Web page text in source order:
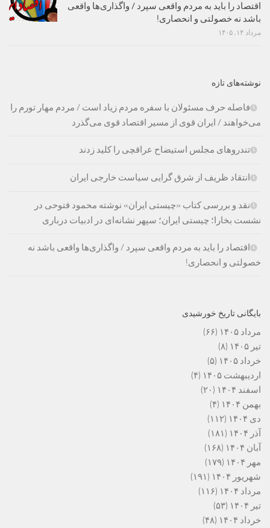
اقتصاد را باید به مردم واقعی سپرد / واگذاری‌ها واقعی
باشد نه خصولتی و انحصاری!
مرداد ۱۴, ۱۴۰۵
نوشته‌های تازه
فاصله حرف مسئولان با سفره مردم زیاد است / مردم مهار تورم را
می‌خواهند / ایران قوی از مسیر اقتصاد قوی می‌گذرد
تندروهای مجلس استیضاح عراقچی را کلید زدند
انتقاد ظریف از شرق گرایی سیاست خارجی ایران
نقد و بررسی کتاب «چیستی ایران» نوشته محمود فتوحی در
نشست بخارا؛ چیستی ایران؛ سپهر نشانه‌ای در ادبیات درباری
اقتصاد را باید به مردم واقعی سپرد / واگذاری‌ها واقعی باشد نه
خصولتی و انحصاری!
بایگانی تاریخ خورشیدی
مرداد ۱۴۰۵
(۶۶)
تیر ۱۴۰۵
(۸)
خرداد ۱۴۰۵
(۵)
اردیبهشت ۱۴۰۵
(۴)
اسفند ۱۴۰۴
(۲۰)
بهمن ۱۴۰۴
(۴)
دی ۱۴۰۴
(۱۱۲)
آذر ۱۴۰۴
(۱۸۱)
آبان ۱۴۰۴
(۱۶۸)
مهر ۱۴۰۴
(۱۷۹)
شهریور ۱۴۰۴
(۱۹۱)
مرداد ۱۴۰۴
(۱۱۶)
تیر ۱۴۰۴
(۵۳)
خرداد ۱۴۰۴
(۴۸)